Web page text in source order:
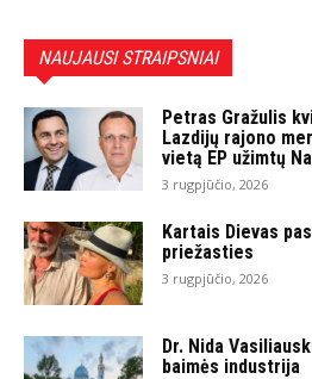
NAUJAUSI STRAIPSNIAI
Petras Gražulis
Lazdijų rajono
vietą EP užimtų
3 rugpjūčio, 2026
Kartais Dievas
priežasties
3 rugpjūčio, 2026
Dr. Nida
baimės industrija